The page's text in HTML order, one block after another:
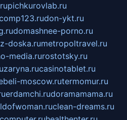
pichkurovlab.ru
don-ykt.ru
domashnee-porno.ru
doska.rumetropoltravel.ru
media.rurostotsky.ru
zaryna.rucasinotablet.ru
moscow.rutermomur.ru
erdamchi.rudoramamama.ru
clean-dreams.ru